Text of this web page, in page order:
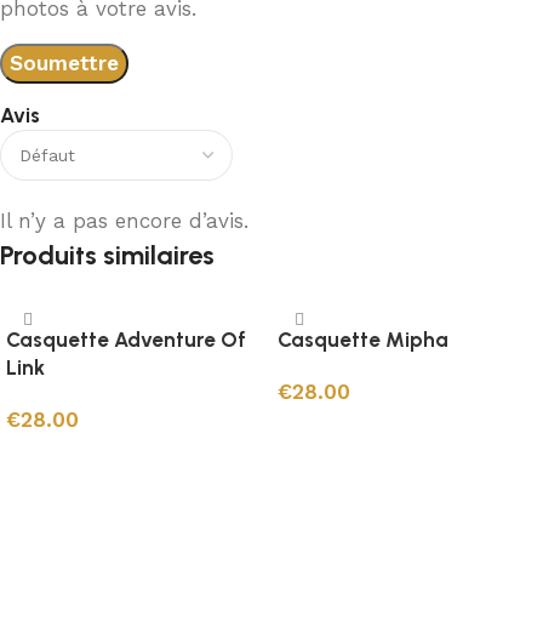
Avis
Il n’y a pas encore d’avis.
photos à votre avis.
Produits similaires
Casquette Adventure Of
Link
€28.00
Casquette Mipha
€28.00